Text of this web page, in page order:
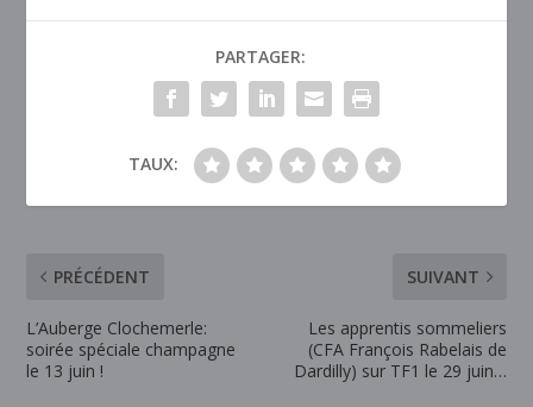
PARTAGER:
TAUX:
PRÉCÉDENT
L’Auberge Clochemerle:
soirée spéciale champagne
le 13 juin !
SUIVANT
Les apprentis sommeliers
(CFA François Rabelais de
Dardilly) sur TF1 le 29 juin…